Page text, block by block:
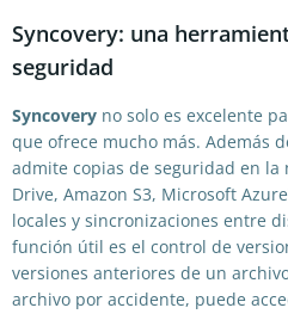
Syncovery: una
seguridad
Syncovery no solo es excelente
que ofrece mucho más. Además
admite copias de seguridad en la
Drive, Amazon S3, Microsoft
locales y sincronizaciones entre
función útil es el control de
versiones anteriores de un
archivo por accidente, puede